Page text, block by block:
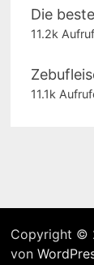
Die
11.2k
11.1k
Copyright ©
von